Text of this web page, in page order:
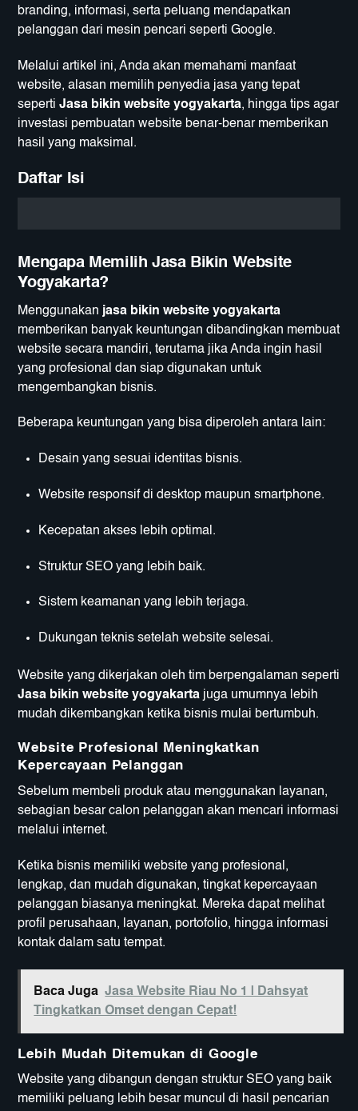
branding, informasi, serta peluang mendapatkan
pelanggan dari mesin pencari seperti Google.
Melalui artikel ini, Anda akan memahami manfaat
website, alasan memilih penyedia jasa yang tepat
sepertiJasa bikin website yogyakarta, hingga tips agar
investasi pembuatan website benar-benar memberikan
hasil yang maksimal.
Daftar Isi
Mengapa Memilih Jasa Bikin Website
Yogyakarta?
Menggunakan jasa bikin website yogyakarta
memberikan banyak keuntungan dibandingkan membuat
website secara mandiri, terutama jika Anda ingin hasil
yang profesional dan siap digunakan untuk
mengembangkan bisnis.
Beberapa keuntungan yang bisa diperoleh antara lain:
Desain yang sesuai identitas bisnis.
Website responsif di desktop maupun smartphone.
Kecepatan akses lebih optimal.
Struktur SEO yang lebih baik.
Sistem keamanan yang lebih terjaga.
Dukungan teknis setelah website selesai.
Website yang dikerjakan oleh tim berpengalaman seperti
Jasa bikin website yogyakarta juga umumnya lebih
mudah dikembangkan ketika bisnis mulai bertumbuh.
Website Profesional Meningkatkan
Kepercayaan Pelanggan
Sebelum membeli produk atau menggunakan layanan,
sebagian besar calon pelanggan akan mencari informasi
melalui internet.
Ketika bisnis memiliki website yang profesional,
lengkap, dan mudah digunakan, tingkat kepercayaan
pelanggan biasanya meningkat. Mereka dapat melihat
profil perusahaan, layanan, portofolio, hingga informasi
kontak dalam satu tempat.
Baca Juga Jasa Website Riau No 1 | Dahsyat
Tingkatkan Omset dengan Cepat!
Lebih Mudah Ditemukan di Google
Website yang dibangun dengan struktur SEO yang baik
memiliki peluang lebih besar muncul di hasil pencarian